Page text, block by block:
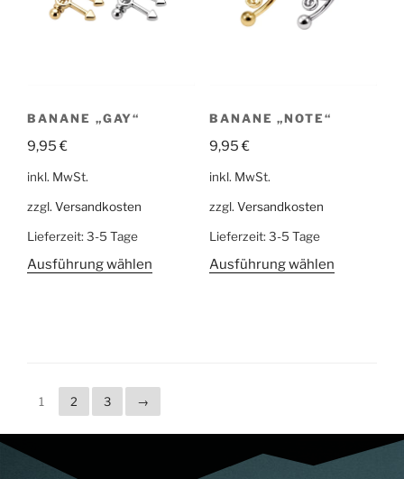
BANANE „GAY“
9,95€
inkl. MwSt.
zzgl. Versandkosten
Lieferzeit: 3-5 Tage
Ausführung wählen
BANANE „NOTE“
9,95€
inkl. MwSt.
zzgl. Versandkosten
Lieferzeit: 3-5 Tage
Ausführung wählen
1 2 3 →